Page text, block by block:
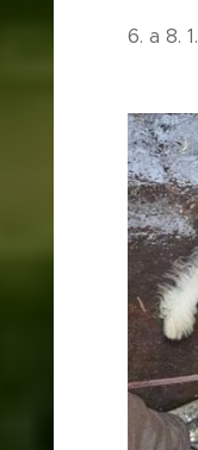
6. a 8.